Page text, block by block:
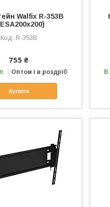
Walfix R-353B
R-353B
755 ₴
Оптом і в роздріб
Купити
В